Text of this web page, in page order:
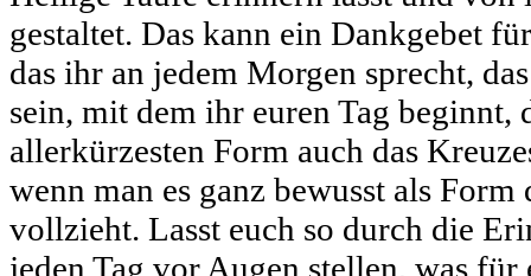
gestaltet. Das kann ein Dankgebet
das ihr an jedem Morgen sprecht,
sein, mit dem ihr euren Tag beginnt,
allerkürzesten Form auch das
wenn man es ganz bewusst als
vollzieht. Lasst euch so durch die
jeden Tag vor Augen stellen, was für